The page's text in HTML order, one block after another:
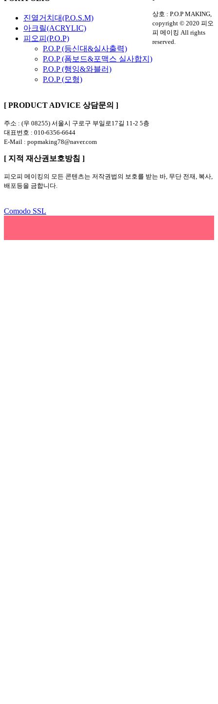
진열거치대(P.O.S.M)
아크릴(ACRYLIC)
피오피(P.O.P)
P.O.P (등신대&실사출력)
P.O.P (폼보드&포맥스 실사합지)
P.O.P (행잉&와블러)
P.O.P (모형)
상호 : P.O.P MAKING,
copyright © 2020 피오
피 메이킹 All rights
reserved.
[ PRODUCT ADVICE 상담문의 ]
주소 : (우 08255) 서울시 구로구 부일로17길 11-2 5층
대표번호 : 010-6356-6644
E-Mail : popmaking78@naver.com
[ 지적 재산권보호방침 ]
피오피 메이킹의 모든 콘텐츠는 저작권법의 보호를 받는 바, 무단 전재, 복사,
배포등을 금합니다.
Comodo SSL